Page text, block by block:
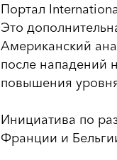
Портал
Это
Американский
после нападений
повышения
Инициатива по
Франции и